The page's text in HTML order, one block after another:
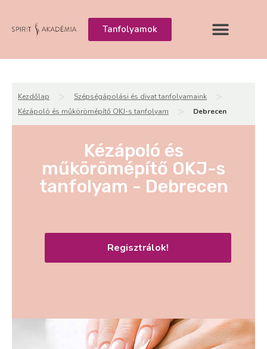
Tanfolyamok
Kezdőlap > Szépségápolási és divat tanfolyamaink >
Kézápoló és műkörömépítő OKJ-s tanfolyam > Debrecen
Kézápoló és
műkörömépítő OKJ-s
tanfolyam - Debrecen
Regisztrálok!